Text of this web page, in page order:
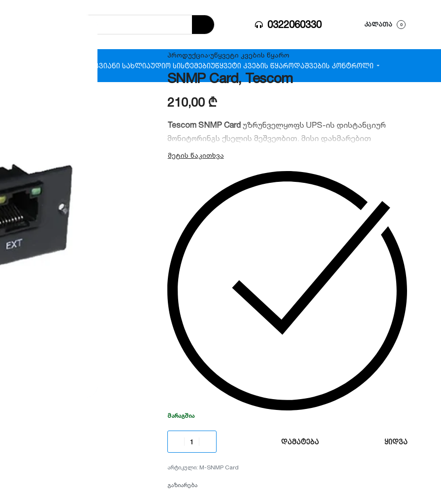
0322060330 ᲙᲐᲚᲐᲗᲐ 0
ჭკვიანი სახლიაუდიო სისტემებიუწყვეტი კვების წყაროდაშვების კონტროლი
პროდუქცია›უწყვეტი კვების წყარო
SNMP Card, Tescom
210,00 ₾
Tescom SNMP Cardუზრუნველყოფს UPS-ის დისტანციურ
მონიტორინგს ქსელის მეშვეობით. მისი დახმარებით
შეგიძლიათ რეალურ რეჟიმში აკონტროლოთ ძაბვა, ბატარეის
შესახებ. თავსებადია Tescom-ის სერიის უწყვეტი კვების
წყაროებთან.
ᲛᲐᲠᲐᲒᲨᲘᲐ
დამატება ყიდვა
M-SNMP Card
გაზიარება